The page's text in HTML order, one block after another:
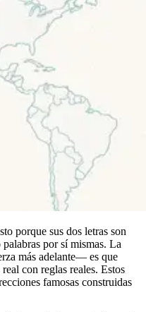
porque sus dos letras son
por sí mismas. La
más adelante— es que
con reglas reales. Estos
famosas construidas